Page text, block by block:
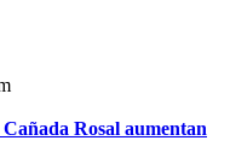
Rosal aumentan